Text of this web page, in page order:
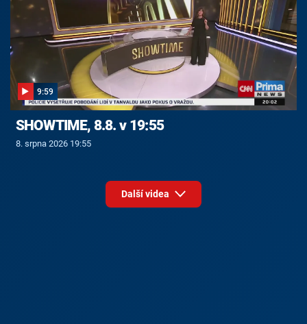
9:59
SHOWTIME, 8.8. v 19:55
8. srpna 2026 19:55
Další videa